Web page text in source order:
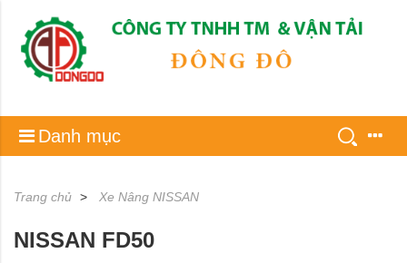
Danh mục
Trang chủ Xe Nâng NISSAN
NISSAN FD50